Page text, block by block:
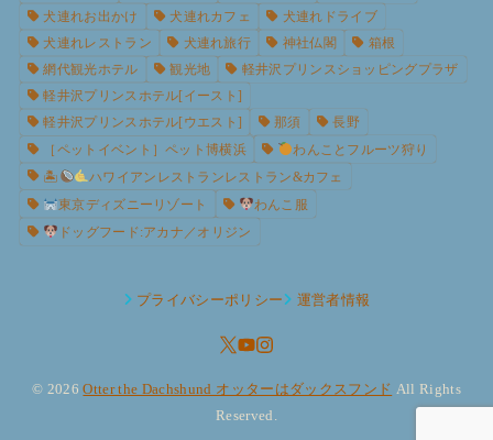
犬連れお出かけ
犬連れカフェ
犬連れドライブ
犬連れレストラン
犬連れ旅行 神社仏閣
箱根
網代観光ホテル
観光地
軽井沢プリンスショッピングプラザ
軽井沢プリンスホテル[イースト]
軽井沢プリンスホテル[ウエスト]
那須
長野
［ペットイベント］ペット博横浜
わんことフルーツ狩り
🏝
ハワイアンレストランレストラン&カフェ
東京ディズニーリゾート
わんこ服
ドッグフード:アカナ／オリジン
プライバシーポリシー 運営者情報
© 2026Otter the Dachshund オッターはダックスフンド All Rights
Reserved.